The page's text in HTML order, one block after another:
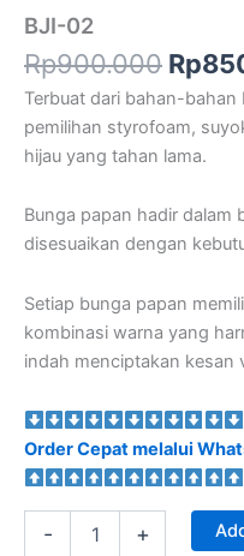
BJI-02
Rp900.000 Rp
Terbuat dari bahan-
pemilihan styrofoam,
hijau yang tahan lama.
Bunga papan hadir dalam
disesuaikan dengan
Setiap bunga papan
kombinasi warna yang
indah menciptakan kesan
Order Cepat melalui
- +